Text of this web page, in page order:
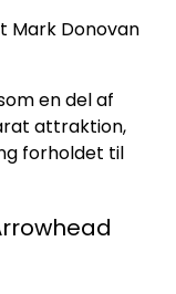
Mark Donovan
en del af
attraktion,
forholdet til